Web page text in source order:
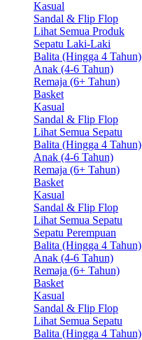
Kasual
Sandal & Flip Flop
Lihat Semua Produk
Sepatu Laki-Laki
Balita (Hingga 4 Tahun)
Anak (4-6 Tahun)
Remaja (6+ Tahun)
Basket
Kasual
Sandal & Flip Flop
Lihat Semua Sepatu
Balita (Hingga 4 Tahun)
Anak (4-6 Tahun)
Remaja (6+ Tahun)
Basket
Kasual
Sandal & Flip Flop
Lihat Semua Sepatu
Sepatu Perempuan
Balita (Hingga 4 Tahun)
Anak (4-6 Tahun)
Remaja (6+ Tahun)
Basket
Kasual
Sandal & Flip Flop
Lihat Semua Sepatu
Balita (Hingga 4 Tahun)